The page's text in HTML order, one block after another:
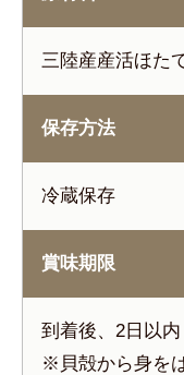
三陸産産活ほた
保存方法
冷蔵保存
賞味期限
到着後、2日以
※貝殻から身を